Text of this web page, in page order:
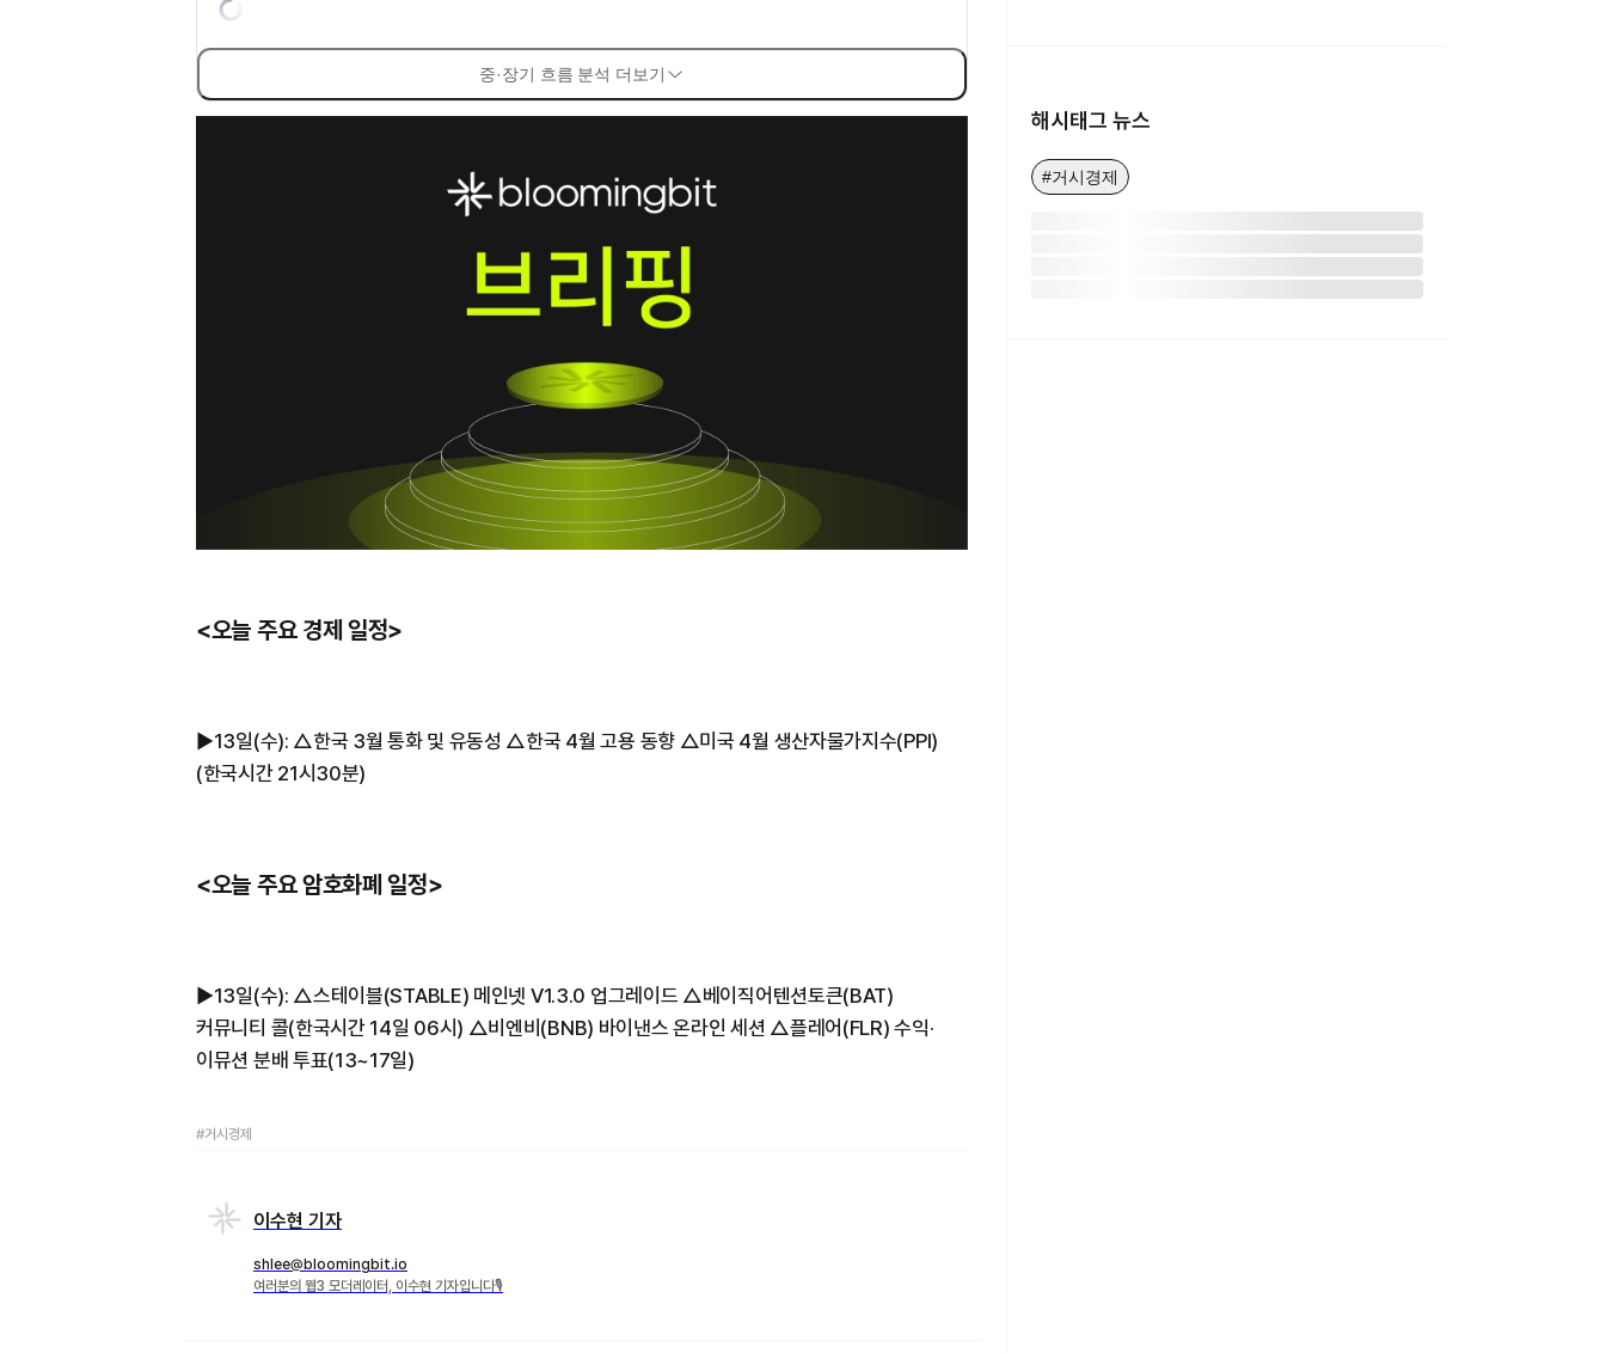
중·장기 흐름 분석 더보기
<오늘 주요 경제 일정>
▶︎13일(수): △한국 3월 통화 및 유동성 △한국 4월 고용 동향 △미국 4월 생산자물가지수(PPI)
(한국시간 21시30분)
<오늘 주요 암호화폐 일정>
▶︎13일(수): △스테이블(STABLE) 메인넷 V1.3.0 업그레이드 △베이직어텐션토큰(BAT)
커뮤니티 콜(한국시간 14일 06시) △비엔비(BNB) 바이낸스 온라인 세션 △플레어(FLR) 수익·
이뮤션 분배 투표(13~17일)
#거시경제
이수현 기자
shlee@bloomingbit.io
여러분의 웹3 모더레이터, 이수현 기자입니다🎙
해시태그 뉴스
#거시경제